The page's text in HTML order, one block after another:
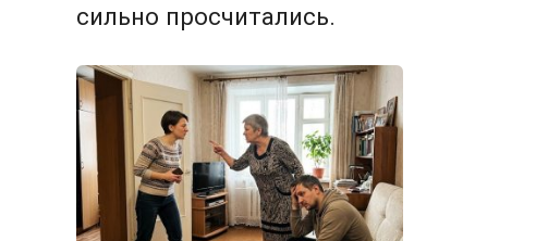
сильно просчитались.